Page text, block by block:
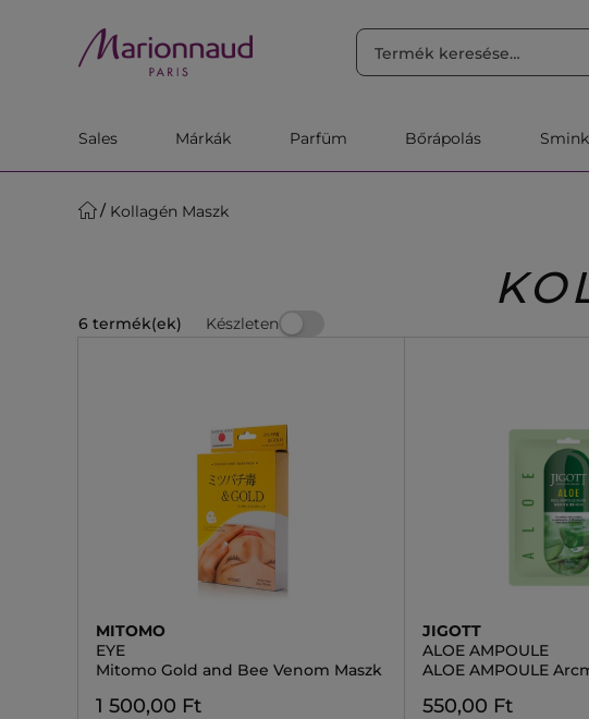
Sales Márkák Parfüm Bőrápolás Smink
Kollagén Maszk
6 termék(ek) Készleten
MITOMO
EYE
Mitomo Gold and Bee Venom Maszk
1 500,00 Ft
JIGOTT
ALOE AMPOULE
ALOE AMPOULE
550,00 Ft